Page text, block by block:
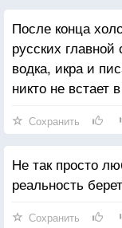
После конца
русских
водка, икра и
никто не встает
Сохранить
Не так просто
реальность
Сохранить